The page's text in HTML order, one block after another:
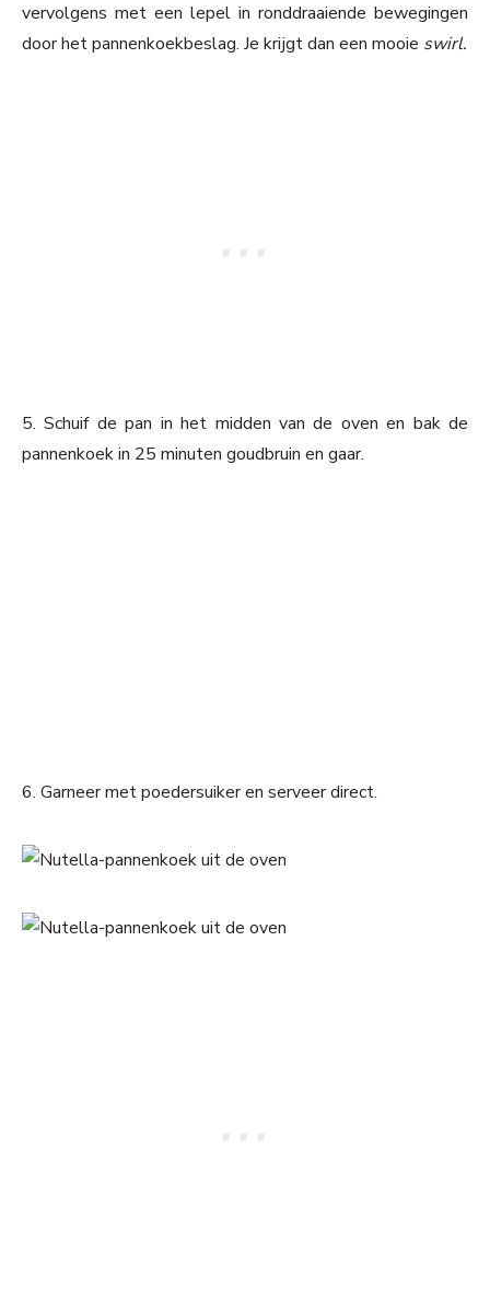
vervolgens met een lepel in ronddraaiende bewegingen
door het pannenkoekbeslag. Je krijgt dan een mooie swirl.
5. Schuif de pan in het midden van de oven en bak de
pannenkoek in 25 minuten goudbruin en gaar.
6. Garneer met poedersuiker en serveer direct.